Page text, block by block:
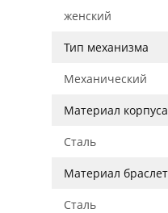
женский
Тип механизма
Механический
Материал корпуса
Сталь
Материал
Сталь